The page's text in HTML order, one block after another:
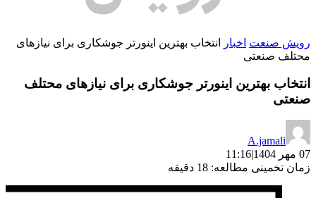
رویش صنعت اخبار
انتخاب بهترین اینورتر جوشکاری برای نیازهای
محتلف صنعتی
انتخاب بهترین اینورتر جوشکاری برای نیازهای محتلف
صنعتی
A.jamali
07 مهر 1404
|
11:16
زمان تخمینی مطالعه: 18 دقیقه